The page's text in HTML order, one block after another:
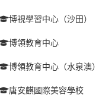
博視學習中心（沙田）
博領教育中心
博領教育中心（水泉澳）
唐安麒國際美容學校